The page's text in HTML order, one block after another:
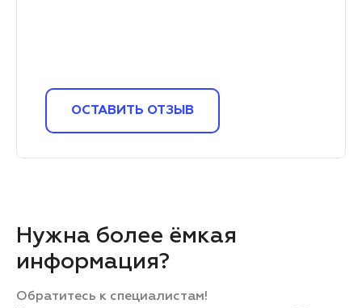
ОСТАВИТЬ ОТЗЫВ
Нужна более ёмкая
информация?
Обратитесь к специалистам!